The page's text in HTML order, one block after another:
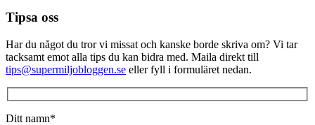
Tipsa oss
Har du något du tror vi missat och kanske borde skriva om? Vi tar
tacksamt emot alla tips du kan bidra med. Maila direkt till
tips@supermiljobloggen.se eller fyll i formuläret nedan.
Ditt namn*